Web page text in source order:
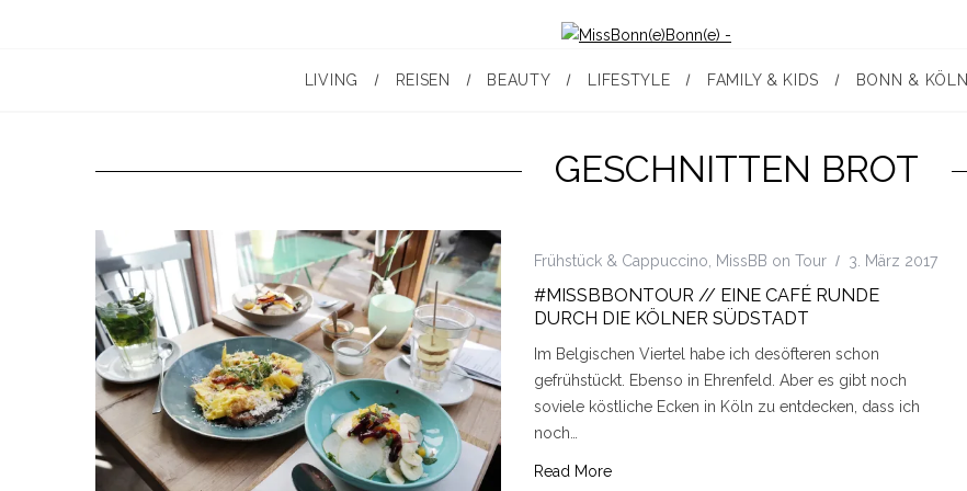
LIVING REISEN BEAUTY LIFESTYLE FAMILY & KIDS BONN & KÖLN
GESCHNITTEN BROT
Frühstück & Cappuccino MissBB on Tour 3. März 2017
#MISSBBONTOUR // EINE CAFÉ RUNDE
DURCH DIE KÖLNER SÜDSTADT
Im Belgischen Viertel habe ich desöfteren schon
gefrühstückt. Ebenso in Ehrenfeld. Aber es gibt noch
soviele köstliche Ecken in Köln zu entdecken, dass ich
noch…
Read More